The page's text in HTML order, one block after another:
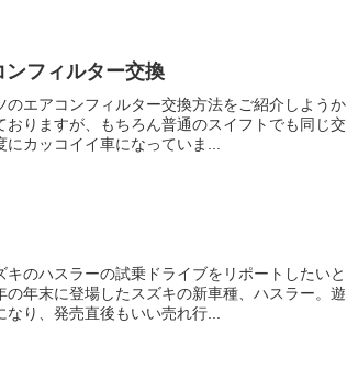
ンフィルター交換
エアコンフィルター交換方法をご紹介しようか
りますが、もちろん普通のスイフトでも同じ交
カッコイイ車になっていま...
のハスラーの試乗ドライブをリポートしたいと
年末に登場したスズキの新車種、ハスラー。遊
り、発売直後もいい売れ行...